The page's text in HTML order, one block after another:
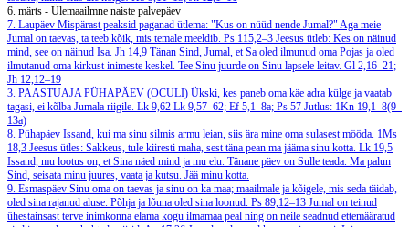
6. märts - Ülemaailmne naiste palvepäev
7. Laupäev Mispärast peaksid paganad ütlema: "Kus on nüüd nende Jumal?" Aga meie
Jumal on taevas, ta teeb kõik, mis temale meeldib. Ps 115,2–3 Jeesus ütleb: Kes on näinud
mind, see on näinud Isa. Jh 14,9 Tänan Sind, Jumal, et Sa oled ilmunud oma Pojas ja oled
ilmutanud oma kirkust inimeste keskel. Tee Sinu juurde on Sinu lapsele leitav. Gl 2,16–21;
Jh 12,12–19
3. PAASTUAJA PÜHAPÄEV (OCULI) Ükski, kes paneb oma käe adra külge ja vaatab
tagasi, ei kõlba Jumala riigile. Lk 9,62 Lk 9,57–62; Ef 5,1–8a; Ps 57 Jutlus: 1Kn 19,1–8(9–
13a)
8. Pühapäev Issand, kui ma sinu silmis armu leian, siis ära mine oma sulasest mööda. 1Ms
18,3 Jeesus ütles: Sakkeus, tule kiiresti maha, sest täna pean ma jääma sinu kotta. Lk 19,5
Issand, mu lootus on, et Sina näed mind ja mu elu. Tänane päev on Sulle teada. Ma palun
Sind, seisata minu juures, vaata ja kutsu. Jää minu kotta.
9. Esmaspäev Sinu oma on taevas ja sinu on ka maa; maailmale ja kõigele, mis seda täidab,
oled sina rajanud aluse. Põhja ja lõuna oled sina loonud. Ps 89,12–13 Jumal on teinud
ühestainsast terve inimkonna elama kogu ilmamaa peal ning on neile seadnud ettemääratud